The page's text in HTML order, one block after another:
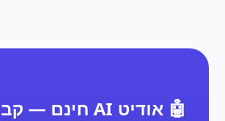
🤖 אודיט AI חינם — קבל דוח אמיתי